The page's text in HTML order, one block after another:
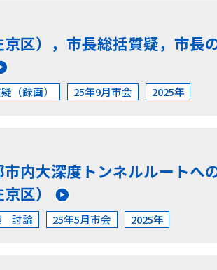
区），市長総括質疑，市長
（録画） 25年9月市会 2025年
内大深度トンネルルートへ
区）
討論 25年5月市会 2025年